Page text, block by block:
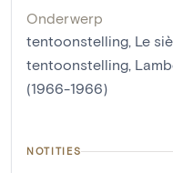
Onderwerp
tentoonstelling, Le
tentoonstelling,
(1966-1966)
NOTITIES